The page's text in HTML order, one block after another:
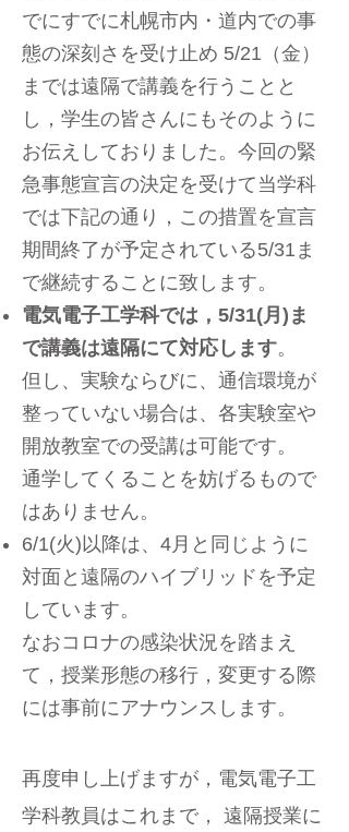
でにすでに札幌市内・道内での事
態の深刻さを受け止め 5/21（金）
までは遠隔で講義を行うことと
し，学生の皆さんにもそのように
お伝えしておりました。今回の緊
急事態宣言の決定を受けて当学科
では下記の通り，この措置を宣言
期間終了が予定されている5/31ま
で継続することに致します。
電気電子工学科では，5/31(月)ま
で講義は遠隔にて対応します。
但し、実験ならびに、通信環境が
整っていない場合は、 各実験室や
開放教室での受講は可能です。
通学してくることを妨げるもので
はありません。
6/1(火)以降は、4月と同じように
対面と遠隔のハイブリッドを予定
しています。
なおコロナの感染状況を踏まえ
て，授業形態の移行，変更する際
には事前にアナウンスします。
再度申し上げますが，電気電子工
学科教員はこれまで， 遠隔授業に